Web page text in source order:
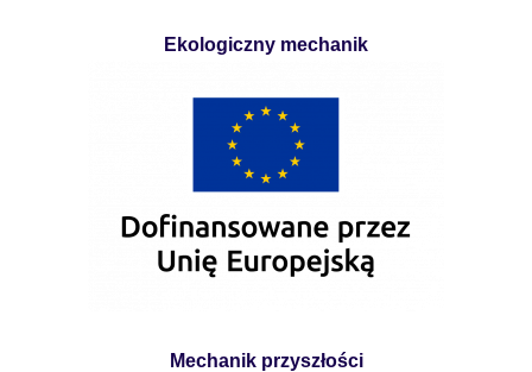
Ekologiczny mechanik
Mechanik przyszłości